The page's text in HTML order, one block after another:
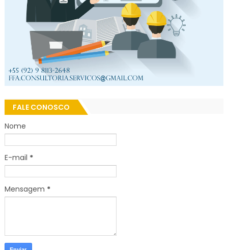
FALE CONOSCO
Nome
E-mail *
Mensagem *